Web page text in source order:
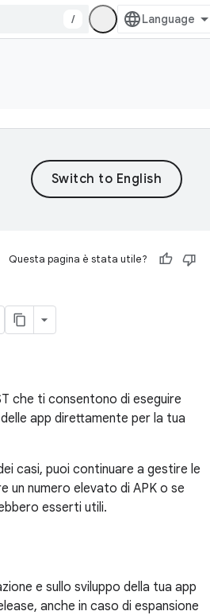
/
Questa pagina è stata utile?
che ti consentono di eseguire
app direttamente per la tua
casi, puoi continuare a gestire le
un numero elevato di APK o se
esserti utili.
e sullo sviluppo della tua app
anche in caso di espansione